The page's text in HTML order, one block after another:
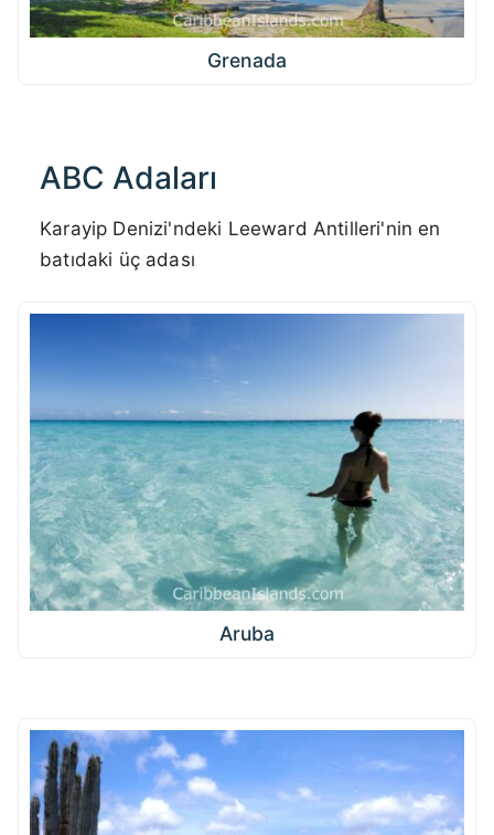
Grenada
ABC Adaları
Karayip Denizi'ndeki Leeward Antilleri'nin en
batıdaki üç adası
Aruba